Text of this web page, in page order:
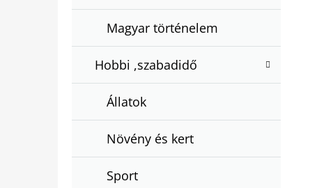
Magyar történelem
Hobbi ,szabadidő
Állatok
Növény és kert
Sport